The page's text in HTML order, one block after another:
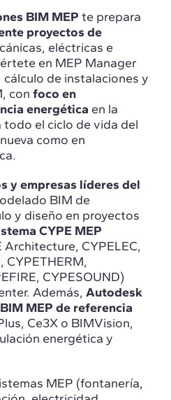
BIM MEP te prepara
proyectos de
eléctricas e
en MEP Manager
de instalaciones y
con foco en
energética en la
el ciclo de vida del
como en
y empresas líderes del
BIM de
y diseño en proyectos
CYPE MEP
Architecture, CYPELEC,
CYPETHERM,
CYPESOUND)
Además, Autodesk
MEP de referencia
Ce3X o BIMVision,
energética y
MEP (fontanería,